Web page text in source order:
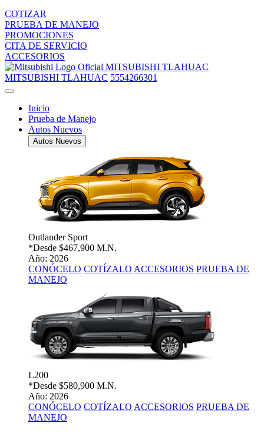
COTIZAR
PRUEBA DE MANEJO
PROMOCIONES
CITA DE SERVICIO
ACCESORIOS
MITSUBISHI TLAHUAC
MITSUBISHI TLAHUAC 5554266301
Inicio
Prueba de Manejo
Autos Nuevos
Autos Nuevos
Outlander Sport
*Desde $467,900 M.N.
Año: 2026
CONÓCELO COTÍZALO ACCESORIOS PRUEBA DE
MANEJO
L200
*Desde $580,900 M.N.
Año: 2026
CONÓCELO COTÍZALO ACCESORIOS PRUEBA DE
MANEJO